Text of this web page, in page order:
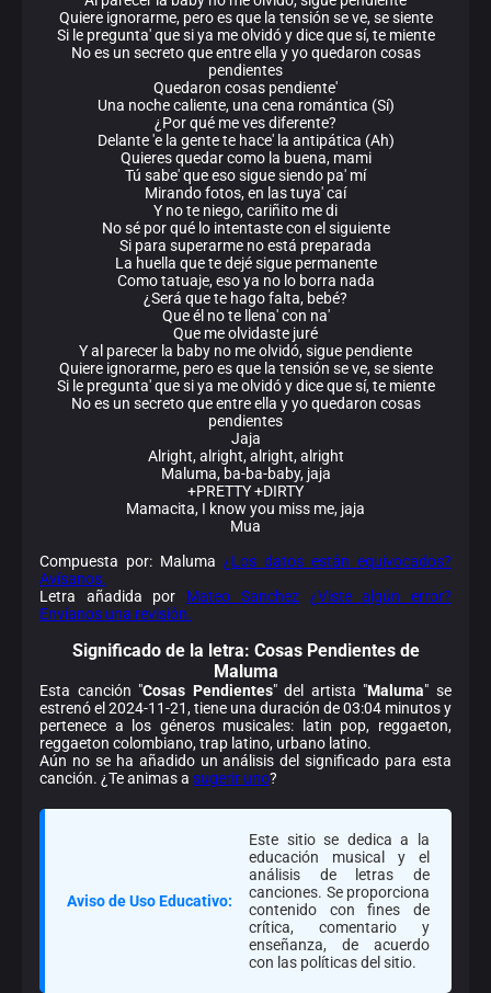
Quiere ignorarme, pero es que la tensión se ve, se siente
Si le pregunta' que si ya me olvidó y dice que sí, te miente
No es un secreto que entre ella y yo quedaron cosas
pendientes
Quedaron cosas pendiente'
Una noche caliente, una cena romántica (Sí)
¿Por qué me ves diferente?
Delante 'e la gente te hace' la antipática (Ah)
Quieres quedar como la buena, mami
Tú sabe' que eso sigue siendo pa' mí
Mirando fotos, en las tuya' caí
Y no te niego, cariñito me di
No sé por qué lo intentaste con el siguiente
Si para superarme no está preparada
La huella que te dejé sigue permanente
Como tatuaje, eso ya no lo borra nada
¿Será que te hago falta, bebé?
Que él no te llena' con na'
Que me olvidaste juré
Y al parecer la baby no me olvidó, sigue pendiente
Quiere ignorarme, pero es que la tensión se ve, se siente
Si le pregunta' que si ya me olvidó y dice que sí, te miente
No es un secreto que entre ella y yo quedaron cosas
pendientes
Jaja
Alright, alright, alright, alright
Maluma, ba-ba-baby, jaja
+PRETTY +DIRTY
Mamacita, I know you miss me, jaja
Mua
Compuesta por: Maluma ¿Los datos están equivocados?
Avísanos.
Letra añadida por Mateo Sanchez
¿Viste algún error?
Envíanos una revisión.
Significado de la letra: Cosas Pendientes de
Maluma
Esta canción "Cosas Pendientes" del artista "Maluma" se
estrenó el 2024-11-21, tiene una duración de 03:04 minutos y
pertenece a los géneros musicales: latin pop, reggaeton,
reggaeton colombiano, trap latino, urbano latino.
Aún no se ha añadido un análisis del significado para esta
canción. ¿Te animas a sugerir uno?
Aviso de Uso Educativo:
Este sitio se dedica a la
educación musical y el
análisis de letras de
canciones. Se proporciona
contenido con fines de
crítica, comentario y
enseñanza, de acuerdo
con las políticas del sitio.